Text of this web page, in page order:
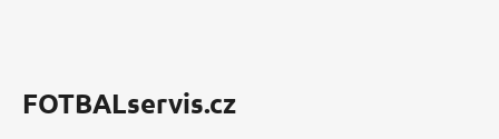
FOTBALservis.cz